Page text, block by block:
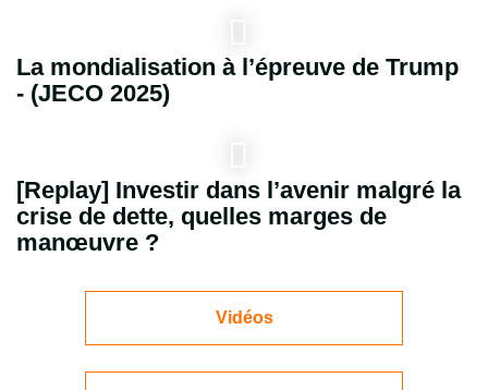
La mondialisation à l’épreuve de Trump
- (JECO 2025)
[Replay] Investir dans l’avenir malgré la
crise de dette, quelles marges de
manœuvre ?
Vidéos